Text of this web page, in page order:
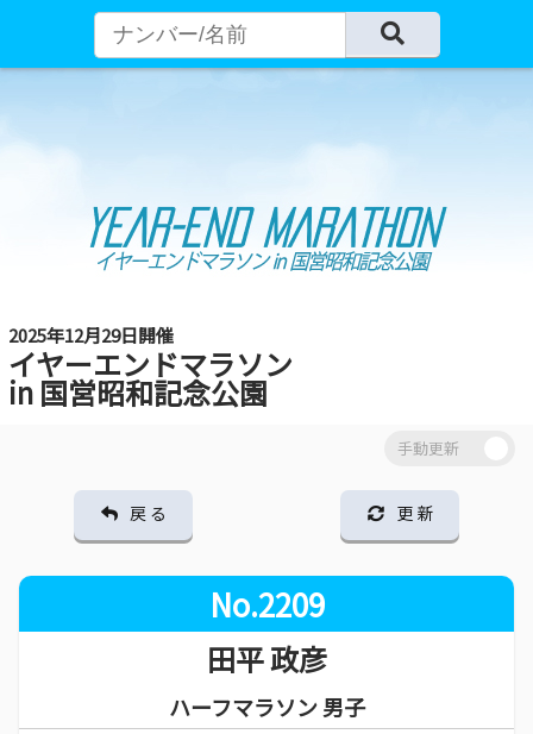
2025年12月29日開催
イヤーエンドマラソン
in 国営昭和記念公園
戻 る 更 新
No.2209
田平 政彦
ハーフマラソン 男子